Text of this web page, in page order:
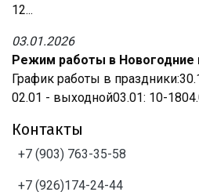
12...
03.01.2026
Режим работы в Новогодние
График работы в
02.01 - выходной03.01: 10-
Контакты
+7 (903) 763-35-58
+7 (926)174-24-44